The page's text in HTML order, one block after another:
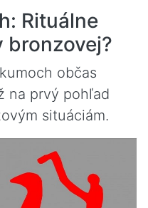
Rituálne
bronzovej?
občas
na prvý pohľad
situáciám.